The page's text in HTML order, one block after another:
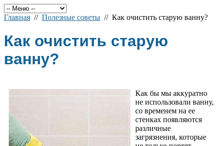
Главная // Полезные советы // Как очистить старую ванну?
Как очистить старую
ванну?
Как бы мы аккуратно
не использовали ванну,
со временем на ее
стенках появляются
различные
загрязнения, которые